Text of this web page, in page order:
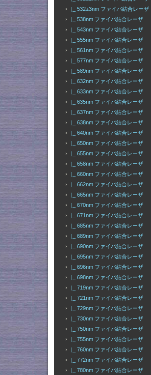
|_ 532±3nm ファイバ結合レーザ
|_ 538nm ファイバ結合レーザ
|_ 543nm ファイバ結合レーザ
|_ 555nm ファイバ結合レーザ
|_ 561nm ファイバ結合レーザ
|_ 577nm ファイバ結合レーザ
|_ 589nm ファイバ結合レーザ
|_ 632nm ファイバ結合レーザ
|_ 633nm ファイバ結合レーザ
|_ 635nm ファイバ結合レーザ
|_ 637nm ファイバ結合レーザ
|_ 638nm ファイバ結合レーザ
|_ 640nm ファイバ結合レーザ
|_ 650nm ファイバ結合レーザ
|_ 655nm ファイバ結合レーザ
|_ 658nm ファイバ結合レーザ
|_ 660nm ファイバ結合レーザ
|_ 662nm ファイバ結合レーザ
|_ 665nm ファイバ結合レーザ
|_ 670nm ファイバ結合レーザ
|_ 671nm ファイバ結合レーザ
|_ 685nm ファイバ結合レーザ
|_ 689nm ファイバ結合レーザ
|_ 690nm ファイバ結合レーザ
|_ 695nm ファイバ結合レーザ
|_ 696nm ファイバ結合レーザ
|_ 698nm ファイバ結合レーザ
|_ 719nm ファイバ結合レーザ
|_ 721nm ファイバ結合レーザ
|_ 729nm ファイバ結合レーザ
|_ 730nm ファイバ結合レーザ
|_ 750nm ファイバ結合レーザ
|_ 755nm ファイバ結合レーザ
|_ 760nm ファイバ結合レーザ
|_ 772nm ファイバ結合レーザ
|_ 780nm ファイバ結合レーザ